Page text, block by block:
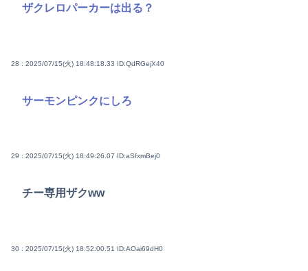
ザクレロパーカーは出る？
28 : 2025/07/15(火) 18:48:18.33 ID:QdRGejX40
サーモンピンクにしろ
29 : 2025/07/15(火) 18:49:26.07 ID:aSfxmBej0
チー専用ザクww
30 : 2025/07/15(火) 18:52:00.51 ID:AOai69dH0